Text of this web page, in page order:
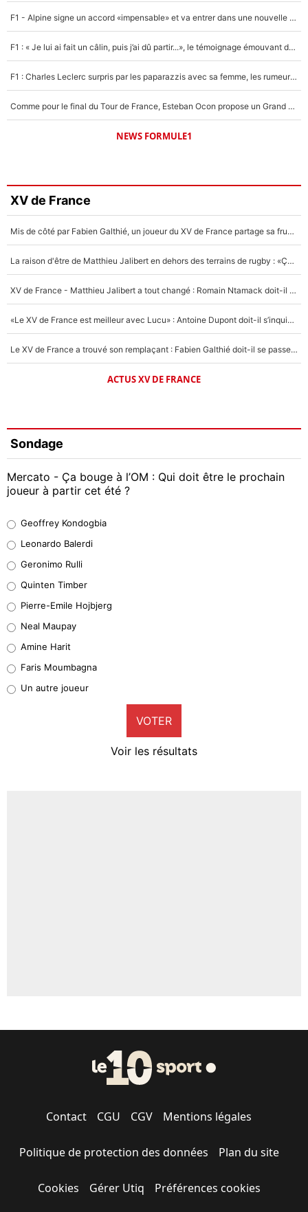
F1 - Alpine signe un accord «impensable» et va entrer dans une nouvelle dimension : Grande nouvelle pour Pierre Gasly !
F1 : « Je lui ai fait un câlin, puis j’ai dû partir...», le témoignage émouvant de Max Verstappen sur sa fille
F1 : Charles Leclerc surpris par les paparazzis avec sa femme, les rumeurs étaient vraies !
Comme pour le final du Tour de France, Esteban Ocon propose un Grand Prix de Formule 1 à Paris : «Autour de l’Arc de Triomphe, ce serait génial» !
NEWS FORMULE1
XV de France
Mis de côté par Fabien Galthié, un joueur du XV de France partage sa frustration : «ils ne me l’ont pas dit tout de suite»
La raison d'être de Matthieu Jalibert en dehors des terrains de rugby : «Ça m'atteint autant que si tu touches à un membre de ma famille»
XV de France - Matthieu Jalibert a tout changé : Romain Ntamack doit-il s’inquiéter pour sa place à un an de la Coupe du monde ?
«Le XV de France est meilleur avec Lucu» : Antoine Dupont doit-il s’inquiéter pour sa place ?
Le XV de France a trouvé son remplaçant : Fabien Galthié doit-il se passer d'Antoine Dupont ?
ACTUS XV DE FRANCE
Sondage
Mercato - Ça bouge à l’OM : Qui doit être le prochain
joueur à partir cet été ?
38%
32%
5%
1%
9%
Geoffrey Kondogbia
Leonardo Balerdi
Geronimo Rulli
Quinten Timber
Pierre-Emile Hojbjerg
Neal Maupay
Amine Harit
Faris Moumbagna
Un autre joueur
VOTER
Voir les résultats
Contact CGU CGV Mentions légales
Politique de protection des données Plan du site
Cookies Gérer Utiq Préférences cookies